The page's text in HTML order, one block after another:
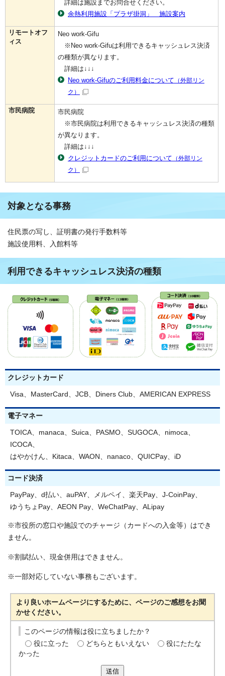
詳細は施設までお問合せください。
余熱利用施設「プラザ掛洞」 施設案内
リモートオフ
ィス
Neo work-Gifu
※Neo work-Gifuは利用できるキャッシュレス決済
の種類が異なります。
詳細は↓↓↓
Neo work-Gifuのご利用料金について （外部リン
ク）
市民病院
市民病院
※市民病院は利用できるキャッシュレス決済の種類
が異なります。
詳細は↓↓↓
クレジットカードのご利用について （外部リン
ク）
対象となる事務
住民票の写し、証明書の発行手数料等
施設使用料、入館料等
利用できるキャッシュレス決済の種類
クレジットカード
Visa、MasterCard、JCB、Diners Club、AMERICAN EXPRESS
電子マネー
TOICA、manaca、Suica、PASMO、SUGOCA、nimoca、
ICOCA、
はやかけん、Kitaca、WAON、nanaco、QUICPay、iD
コード決済
PayPay、d払い、auPAY、メルペイ、楽天Pay、J-CoinPay、
ゆうちょPay、AEON Pay、WeChatPay、ALipay
※市役所の窓口や施設でのチャージ（カードへの入金等）はでき
ません。
※割賦払い、現金併用はできません。
※一部対応していない事務もございます。
より良いホームページにするために、ページのご感想をお聞
かせください。
このページの情報は役に立ちましたか？
役に立った
どちらともいえない
役にたたな
かった
送信